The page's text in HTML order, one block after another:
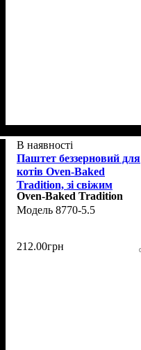
В наявності
Паштет беззерновий для
котів Oven-Baked
Tradition, зі свіжим
м’ясом качки, 156г.
Oven-Baked Tradition
8770-5.5
212.00грн